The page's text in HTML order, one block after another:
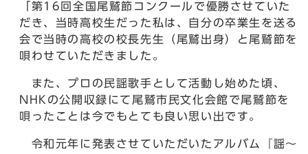
「第16回全国尾鷲節コンクールで優勝させていた
だき、当時高校生だった私は、自分の卒業生を送る
会で当時の高校の校長先生（尾鷲出身）と尾鷲節を
唄わせていただきました。
また、プロの民謡歌手として活動し始めた頃、
NHKの公開収録にて尾鷲市民文化会館で尾鷲節を
唄ったことは今でもとても良い思い出です。
令和元年に発表させていただいたアルバム『謡～